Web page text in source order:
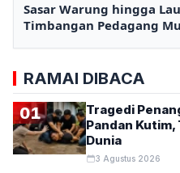
Sasar Warung hingga
Timbangan Pedagang
RAMAI DIBACA
01
Tragedi
Pandan
Dunia
3 Agustus 2026